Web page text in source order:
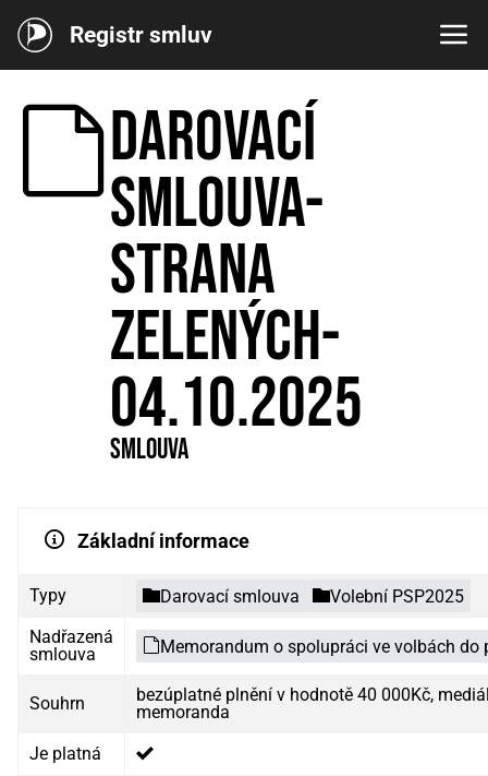
Registr smluv
Darovací
smlouva-
Strana
zelených-
04.10.2025
Smlouva
Základní informace
Typy Darovací smlouva
Volební PSP2025
Nadřazená
smlouva
Memorandum o spolupráci ve volbách do
Souhrn
bezúplatné plnění v hodnotě 40 000Kč,
memoranda
Je platná